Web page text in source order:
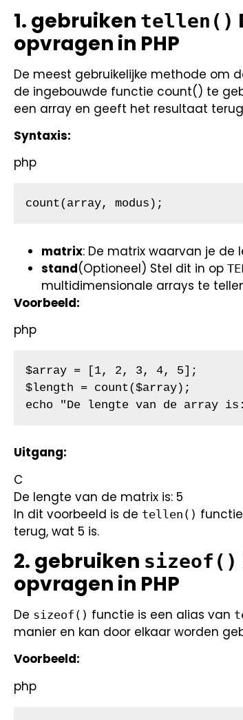
1. gebruiken tellen()
opvragen in PHP
De meest gebruikelijke methode om
de ingebouwde functie count() te
een array en geeft het resultaat
Syntaxis:
php
count(array, modus);
matrix: De matrix waarvan je de
stand(Optioneel) Stel dit in op
multidimensionale arrays te
Voorbeeld:
php
$array = [1, 2, 3, 4, 5];
$length = count($array);
echo "De lengte van de array
Uitgang:
C
De lengte van de matrix is: 5
In dit voorbeeld is de tellen()
terug, wat 5 is.
2. gebruiken sizeof()
opvragen in PHP
De sizeof() functie is een alias van
manier en kan door elkaar worden
Voorbeeld:
php